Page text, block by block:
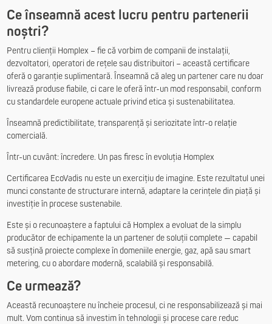
Ce înseamnă acest lucru pentru partenerii
noștri?
Pentru clienții Homplex – fie că vorbim de companii de instalații,
dezvoltatori, operatori de rețele sau distribuitori – această certificare
oferă o garanție suplimentară. Înseamnă că aleg un partener care nu doar
livrează produse fiabile, ci care le oferă într-un mod responsabil, conform
cu standardele europene actuale privind etica și sustenabilitatea.
Înseamnă predictibilitate, transparență și seriozitate într-o relație
comercială.
Într-un cuvânt: încredere. Un pas firesc în evoluția Homplex
Certificarea EcoVadis nu este un exercițiu de imagine. Este rezultatul unei
munci constante de structurare internă, adaptare la cerințele din piață și
investiție în procese sustenabile.
Este și o recunoaștere a faptului că Homplex a evoluat de la simplu
producător de echipamente la un partener de soluții complete — capabil
să susțină proiecte complexe în domeniile energie, gaz, apă sau smart
metering, cu o abordare modernă, scalabilă și responsabilă.
Ce urmează?
Această recunoaștere nu încheie procesul, ci ne responsabilizează și mai
mult. Vom continua să investim în tehnologii și procese care reduc